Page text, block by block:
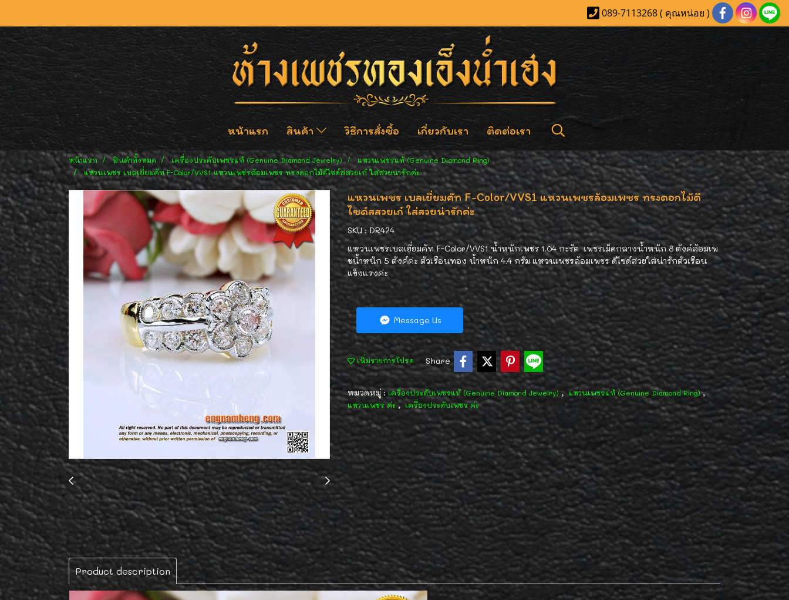
089-7113268 ( คุณหน่อย )
หน้าแรก สินค้า วิธีการสั่งซื้อ เกี่ยวกับเรา ติดต่อเรา
หน้าแรก สินค้าทั้งหมด เครื่องประดับเพชรแท้ (Genuine Diamond Jewelry)
แหวนเพชรแท้ (Genuine Diamond Ring)
แหวนเพชร เบลเยี่ยมคัท F-Color/VVS1 แหวนเพชรล้อมเพชร ทรงดอกไม้ดีไซด์สสวยเก๋ ใส่สวยน่ารักค่ะ
แหวนเพชร เบลเยี่ยมคัท F-Color/VVS1 แหวนเพชรล้อมเพชร ทรงดอกไม้ดี
ไซด์สสวยเก๋ ใส่สวยน่ารักค่ะ
SKU : DR424
แหวนเพชรเบลเยี่ยมคัท F-Color/VVS1 น้ำหนักเพชร 1.04 กะรัต เพชรเม็ดกลางน้ำหนัก 8 ตังค์ล้อมเพ
ชน้ำหนัก 5 ตังค์ค่ะ ตัวเรือนทอง น้ำหนัก 4.4 กรัม แหวนเพชรล้อมเพชร ดีไซด์สวยใส่น่ารักตัวเรือน
แข็งแรงค่ะ
Message Us
เพิ่มรายการโปรด Share
หมวดหมู่ :เครื่องประดับเพชรแท้ (Genuine Diamond Jewelry) , แหวนเพชรแท้ (Genuine Diamond Ring),
แหวนเพชร ค่ะ , เครื่องประดับเพชร ค่ะ
Product description